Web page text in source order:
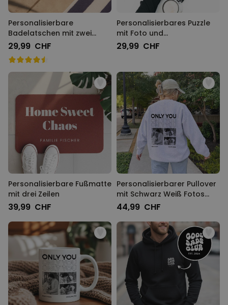
Personalisierbare
Badelatschen mit zwei
Zeilen
29,99 CHF
Personalisierbares Puzzle
mit Foto und
geschwungenem Text
29,99 CHF
Personalisierbare Fußmatte
mit drei Zeilen
39,99 CHF
Personalisierbarer Pullover
mit Schwarz Weiß Fotos
und Text
44,99 CHF